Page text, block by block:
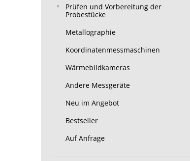
Prüfen und Vorbereitung der
Probestücke
Metallographie
Koordinatenmessmaschinen
Wärmebildkameras
Andere Messgeräte
Neu im Angebot
Bestseller
Auf Anfrage